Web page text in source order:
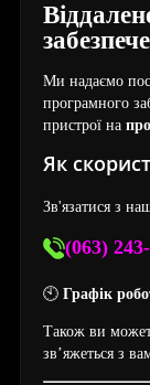
Ми надаємо
програмного
пристрої на
Як
Зв'язатися з
(063)
🕙 Графік
Також ви
зв’яжеться з